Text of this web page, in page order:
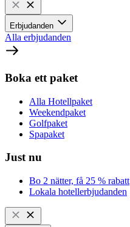
Erbjudanden
Alla erbjudanden
Boka ett paket
Alla Hotellpaket
Weekendpaket
Golfpaket
Spapaket
Just nu
Bo 2 nätter, få 25 % rabatt
Lokala hotellerbjudanden